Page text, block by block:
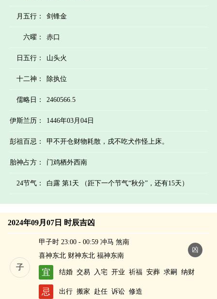
月五行： 剑锋金
六曜： 赤口
日五行： 山头火
十二神： 除执位
儒略日： 2460566.5
伊斯兰历： 1446年03月04日
彭祖百忌： 甲不开仓财物耗散，戌不吃犬作怪上床。
胎神占方： 门鸡栖外西南
24节气： 白露 第1天 （距下一个节气“秋分”，还有15天）
2024年09月07日 时辰吉凶
子
凶
甲子时 23:00 - 00:59 冲马 煞南
喜神东北 财神东北 福神东南
宜 结婚 交易 入宅 开业 祈福 安葬 求嗣 纳财
忌 出行 搬家 赴任 诉讼 修造